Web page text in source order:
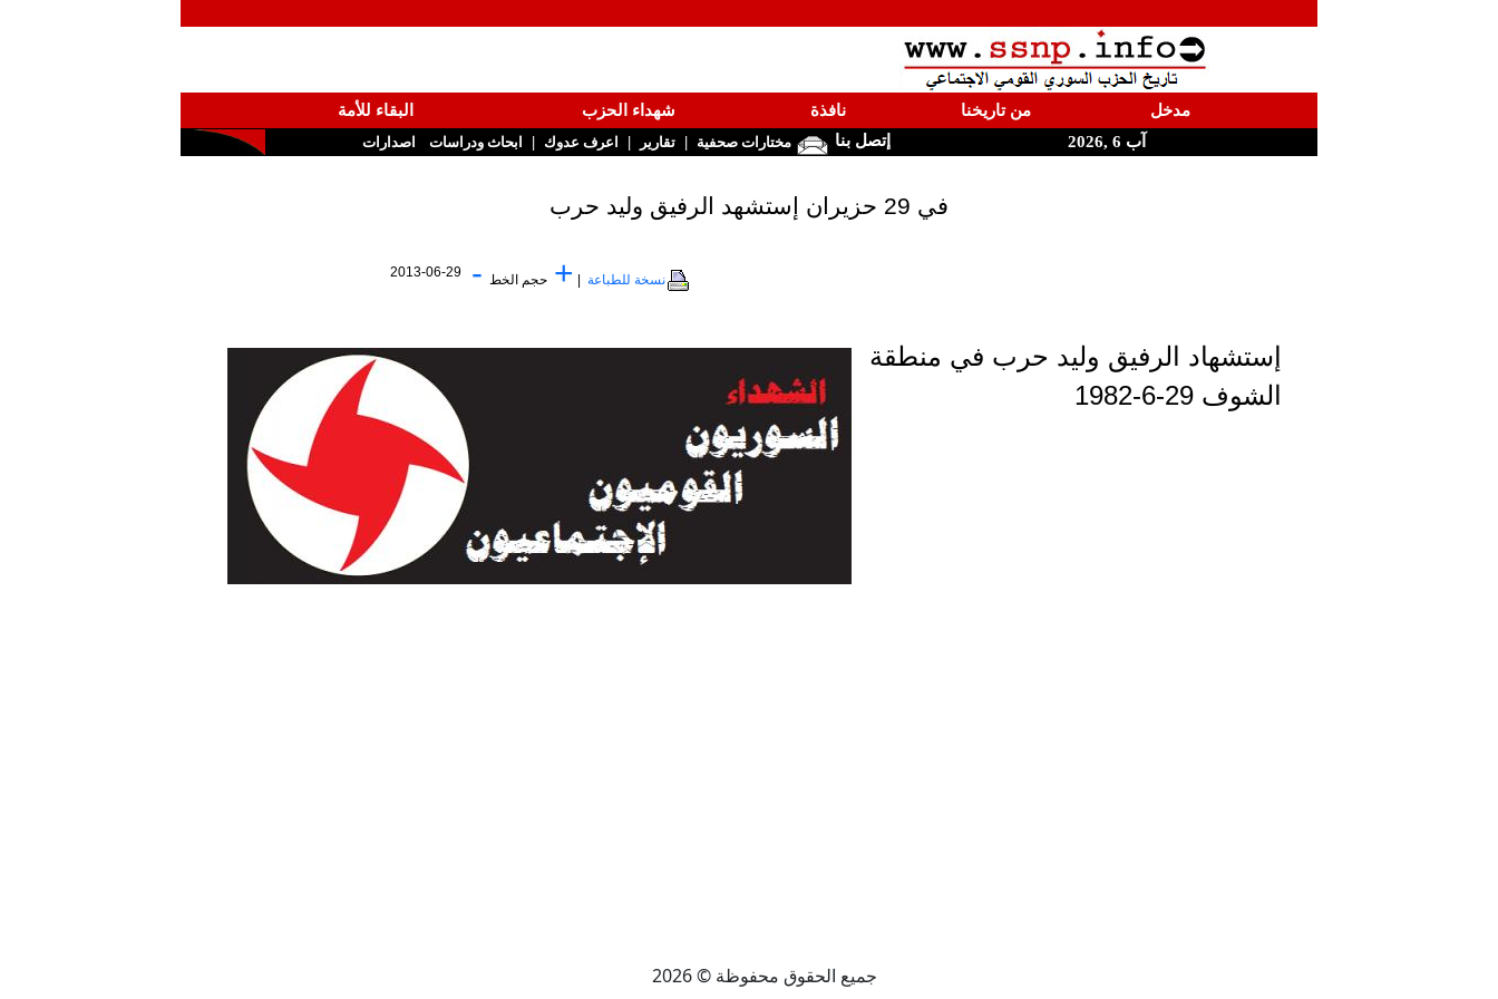
مدخل من تاريخنا نافذة شهداء الحزب
البقاء للأمة
آب 6 ,2026
إتصل بنا مختارات صحفية | تقارير | اعرف عدوك | ابحاث ودراسات اصدارات
في 29 حزيران إستشهد الرفيق وليد حرب
نسخة للطباعة + حجم الخط -
2013-06-29
إستشهاد الرفيق وليد حرب في منطقة
الشوف 29-6-1982
جميع الحقوق محفوظة © 2026